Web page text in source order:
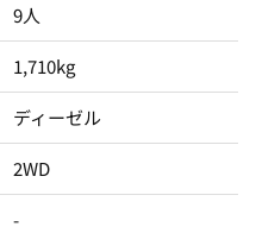
9人
1,710kg
ディーゼル
2WD
-